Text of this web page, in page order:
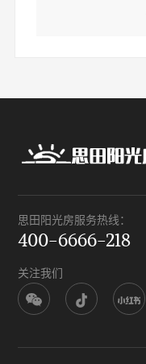
思田阳光房服务热线：
400-6666-218
关注我们